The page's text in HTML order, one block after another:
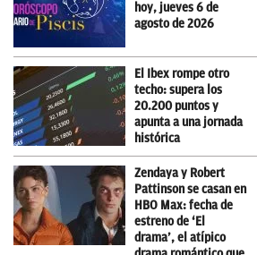
hoy, jueves 6 de
agosto de 2026
El Ibex rompe otro
techo: supera los
20.200 puntos y
apunta a una jornada
histórica
Zendaya y Robert
Pattinson se casan en
HBO Max: fecha de
estreno de ‘El
drama’, el atípico